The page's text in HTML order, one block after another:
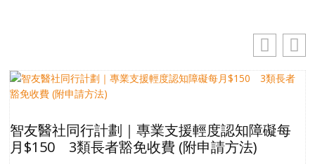
智友醫社同行計劃｜專業支援輕度認知障礙每
月$150 3類長者豁免收費 (附申請方法)